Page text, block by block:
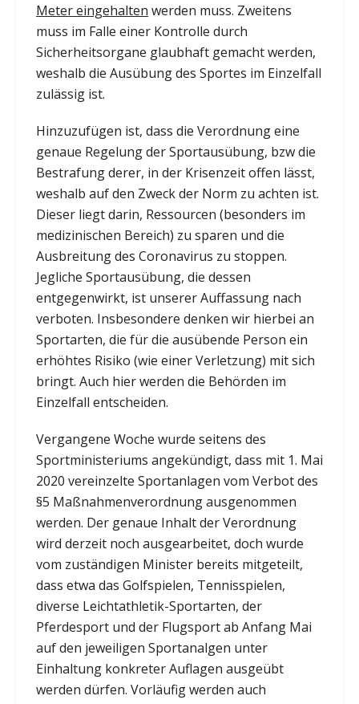
Meter eingehalten werden muss. Zweitens
muss im Falle einer Kontrolle durch
Sicherheitsorgane glaubhaft gemacht werden,
weshalb die Ausübung des Sportes im Einzelfall
zulässig ist.
Hinzuzufügen ist, dass die Verordnung eine
genaue Regelung der Sportausübung, bzw die
Bestrafung derer, in der Krisenzeit offen lässt,
weshalb auf den Zweck der Norm zu achten ist.
Dieser liegt darin, Ressourcen (besonders im
medizinischen Bereich) zu sparen und die
Ausbreitung des Coronavirus zu stoppen.
Jegliche Sportausübung, die dessen
entgegenwirkt, ist unserer Auffassung nach
verboten. Insbesondere denken wir hierbei an
Sportarten, die für die ausübende Person ein
erhöhtes Risiko (wie einer Verletzung) mit sich
bringt. Auch hier werden die Behörden im
Einzelfall entscheiden.
Vergangene Woche wurde seitens des
Sportministeriums angekündigt, dass mit 1. Mai
2020 vereinzelte Sportanlagen vom Verbot des
§5 Maßnahmenverordnung ausgenommen
werden. Der genaue Inhalt der Verordnung
wird derzeit noch ausgearbeitet, doch wurde
vom zuständigen Minister bereits mitgeteilt,
dass etwa das Golfspielen, Tennisspielen,
diverse Leichtathletik-Sportarten, der
Pferdesport und der Flugsport ab Anfang Mai
auf den jeweiligen Sportanalgen unter
Einhaltung konkreter Auflagen ausgeübt
werden dürfen. Vorläufig werden auch